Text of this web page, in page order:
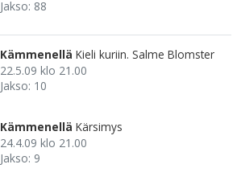
Jakso: 88
Kämmenellä Kieli kuriin. Salme Blomster
22.5.09 klo 21.00
Jakso: 10
Kämmenellä Kärsimys
24.4.09 klo 21.00
Jakso: 9